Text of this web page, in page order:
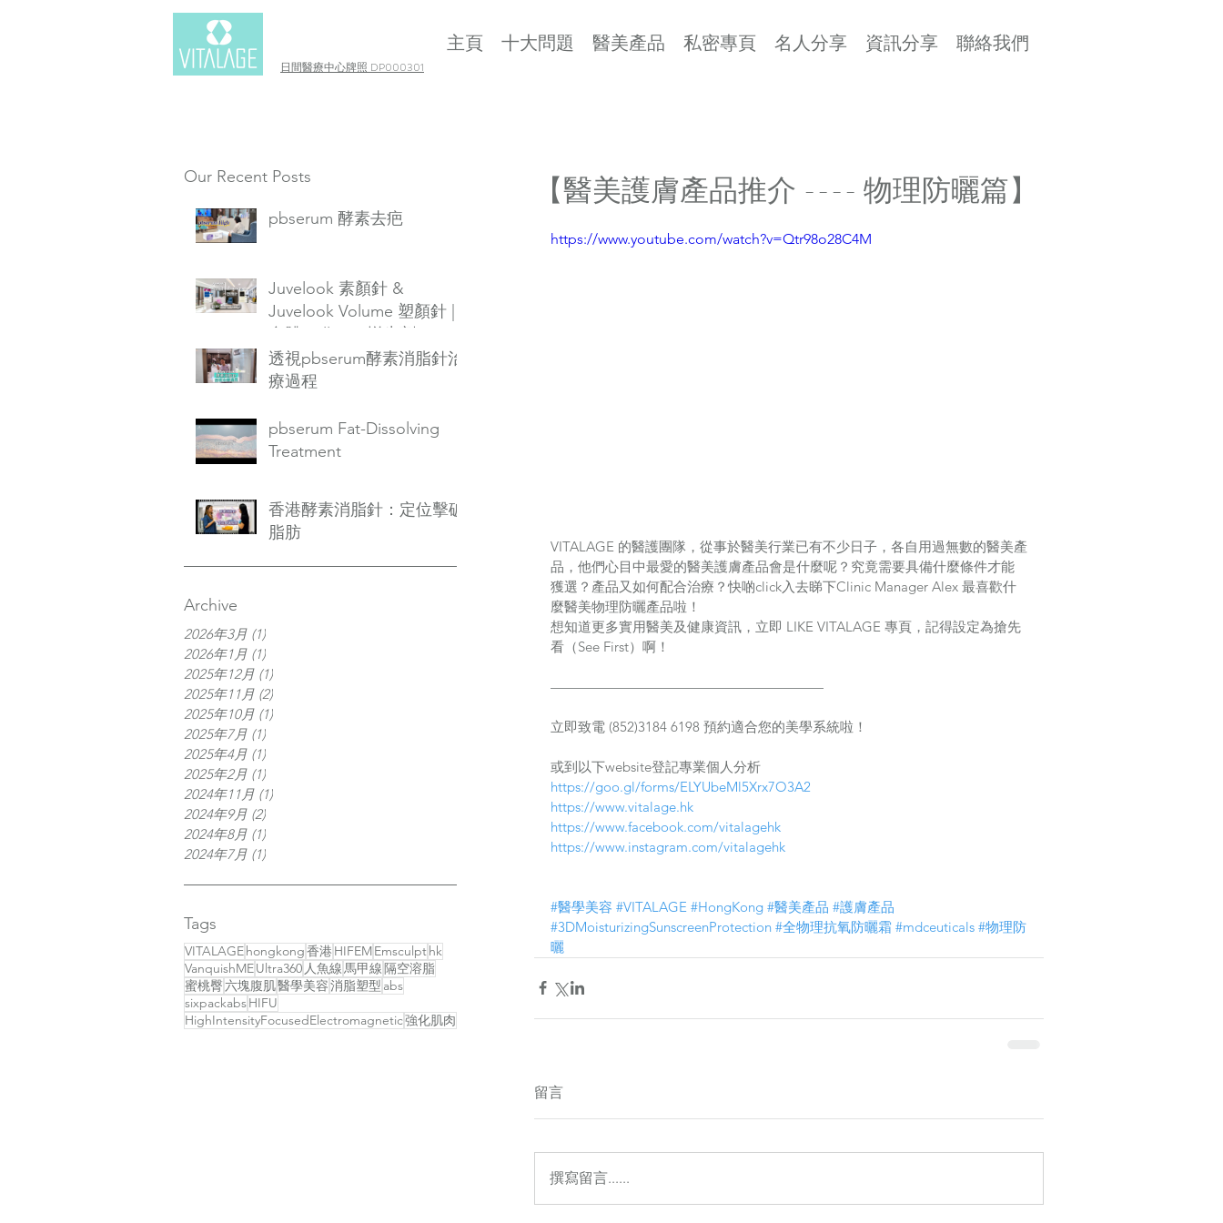
主頁 十大問題 醫美產品 私密專頁 名人分享 資訊分享 聯絡我們
日間醫療中心牌照 DP000301
Our Recent Posts
pbserum 酵素去疤
Juvelook 素顏針 &
Juvelook Volume 塑顏針 |
自體Collagen增生劑
透視pbserum酵素消脂針治
療過程
pbserum Fat-Dissolving
Treatment
香港酵素消脂針：定位擊破
脂肪
Archive
2026年3月 (1)
2026年1月 (1)
2025年12月 (1)
2025年11月 (2)
2025年10月 (1)
2025年7月 (1)
2025年4月 (1)
2025年2月 (1)
2024年11月 (1)
2024年9月 (2)
2024年8月 (1)
2024年7月 (1)
Tags
VITALAGEhongkong香港 HIFEMEmsculpthk
VanquishMEUltra360 人魚線馬甲線隔空溶脂
蜜桃臀六塊腹肌醫學美容消脂塑型 abs
sixpackabsHIFU
HighIntensityFocusedElectromagnetic強化肌肉
【醫美護膚產品推介 ---- 物理防曬篇】
https://www.youtube.com/watch?v=Qtr98o28C4M
VITALAGE 的醫護團隊，從事於醫美行業已有不少日子，各自用過無數的醫美產
品，他們心目中最愛的醫美護膚產品會是什麼呢？究竟需要具備什麼條件才能
獲選？產品又如何配合治療？快啲click入去睇下Clinic Manager Alex 最喜歡什
麼醫美物理防曬產品啦！
想知道更多實用醫美及健康資訊，立即 LIKE VITALAGE 專頁，記得設定為搶先
看（See First）啊！
————————————————————
立即致電 (852)3184 6198 預約適合您的美學系統啦！
或到以下website登記專業個人分析
https://goo.gl/forms/ELYUbeMl5Xrx7O3A2
https://www.vitalage.hk
https://www.facebook.com/vitalagehk
https://www.instagram.com/vitalagehk
#醫學美容 #VITALAGE #HongKong #醫美產品 #護膚產品
#3DMoisturizingSunscreenProtection #全物理抗氧防曬霜 #mdceuticals #物理防
曬
留言
撰寫留言......